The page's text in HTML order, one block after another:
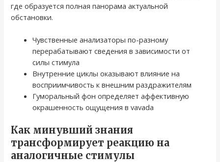
где образуется полная панорама актуальной
обстановки.
Чувственные анализаторы по-разному
перерабатывают сведения в зависимости от
силы стимула
Внутренние циклы оказывают влияние на
восприимчивость к внешним раздражителям
Гуморальный фон определяет аффективную
окрашенность ощущения в vavada
Как минувший знания
трансформирует реакцию на
аналогичные стимулы